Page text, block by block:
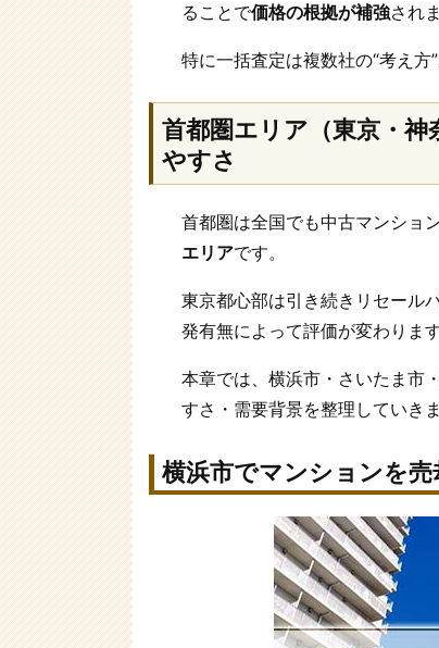
ることで価格の根拠が補強され
特に一括査定は複数社の“考え方
首都圏エリア（東京・
やすさ
首都圏は全国でも中古マンショ
エリアです。
東京都心部は引き続きリセール
発有無によって評価が変わります
本章では、横浜市・さいたま市
すさ・需要背景を整理していきま
横浜市でマンションを